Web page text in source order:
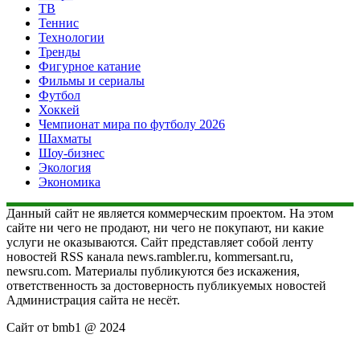
ТВ
Теннис
Технологии
Тренды
Фигурное катание
Фильмы и сериалы
Футбол
Хоккей
Чемпионат мира по футболу 2026
Шахматы
Шоу-бизнес
Экология
Экономика
Данный сайт не является коммерческим проектом. На этом
сайте ни чего не продают, ни чего не покупают, ни какие
услуги не оказываются. Сайт представляет собой ленту
новостей RSS канала news.rambler.ru, kommersant.ru,
newsru.com. Материалы публикуются без искажения,
ответственность за достоверность публикуемых новостей
Администрация сайта не несёт.
Сайт от bmb1 @ 2024